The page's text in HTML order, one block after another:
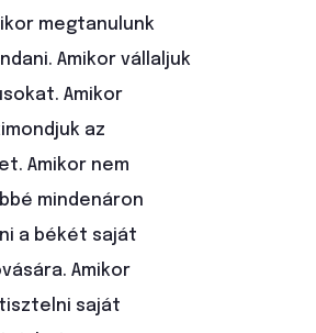
megtanulunk
Amikor vállaljuk
Amikor
az
Amikor nem
mindenáron
a békét saját
Amikor
saját